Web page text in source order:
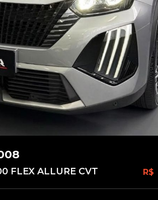
FLEX ALLURE CVT R$